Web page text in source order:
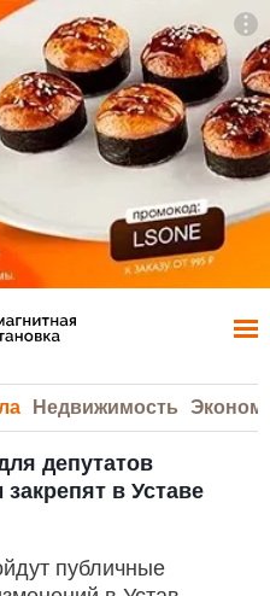
Недвижимость
депутатов
в Уставе
публичные